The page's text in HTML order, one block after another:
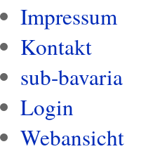
Impressum
Kontakt
sub-bavaria
Login
Webansicht